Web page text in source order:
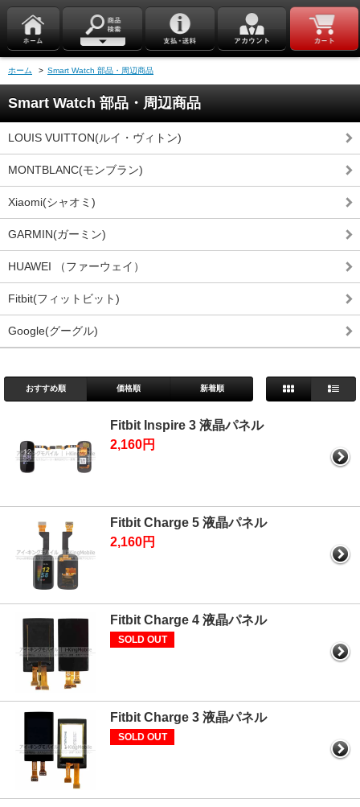
ホーム > Smart Watch 部品・周辺商品
Smart Watch 部品・周辺商品
LOUIS VUITTON(ルイ・ヴィトン)
MONTBLANC(モンブラン)
Xiaomi(シャオミ)
GARMIN(ガーミン)
HUAWEI （ファーウェイ）
Fitbit(フィットビット)
Google(グーグル)
おすすめ順 価格順 新着順
Fitbit Inspire 3 液晶パネル
2,160円
Fitbit Charge 5 液晶パネル
2,160円
Fitbit Charge 4 液晶パネル
SOLD OUT
Fitbit Charge 3 液晶パネル
SOLD OUT